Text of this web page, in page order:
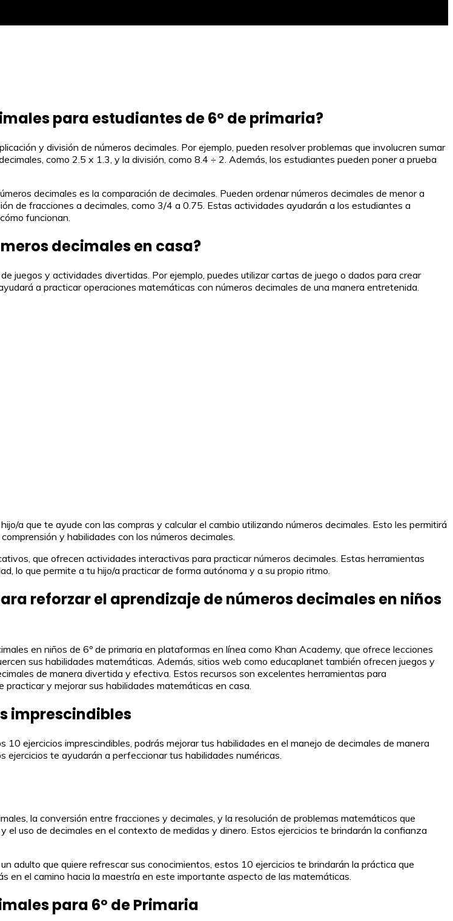
para estudiantes de 6º de primaria?
y división de números decimales. Por ejemplo, pueden resolver problemas que involucren sumar
como 2.5 x 1.3, y la división, como 8.4 ÷ 2. Además, los estudiantes pueden poner a prueba
decimales es la comparación de decimales. Pueden ordenar números decimales de menor a
de fracciones a decimales, como 3/4 a 0.75. Estas actividades ayudarán a los estudiantes a
funcionan.
decimales en casa?
juegos y actividades divertidas. Por ejemplo, puedes utilizar cartas de juego o dados para crear
a practicar operaciones matemáticas con números decimales de una manera entretenida.
a que te ayude con las compras y calcular el cambio utilizando números decimales. Esto les permitirá
y habilidades con los números decimales.
que ofrecen actividades interactivas para practicar números decimales. Estas herramientas
lo que permite a tu hijo/a practicar de forma autónoma y a su propio ritmo.
reforzar el aprendizaje de números decimales en niños
en niños de 6º de primaria en plataformas en línea como Khan Academy, que ofrece lecciones
sus habilidades matemáticas. Además, sitios web como educaplanet también ofrecen juegos y
de manera divertida y efectiva. Estos recursos son excelentes herramientas para
y mejorar sus habilidades matemáticas en casa.
imprescindibles
ejercicios imprescindibles, podrás mejorar tus habilidades en el manejo de decimales de manera
te ayudarán a perfeccionar tus habilidades numéricas.
la conversión entre fracciones y decimales, y la resolución de problemas matemáticos que
uso de decimales en el contexto de medidas y dinero. Estos ejercicios te brindarán la confianza
adulto que quiere refrescar sus conocimientos, estos 10 ejercicios te brindarán la práctica que
en el camino hacia la maestría en este importante aspecto de las matemáticas.
para 6º de Primaria